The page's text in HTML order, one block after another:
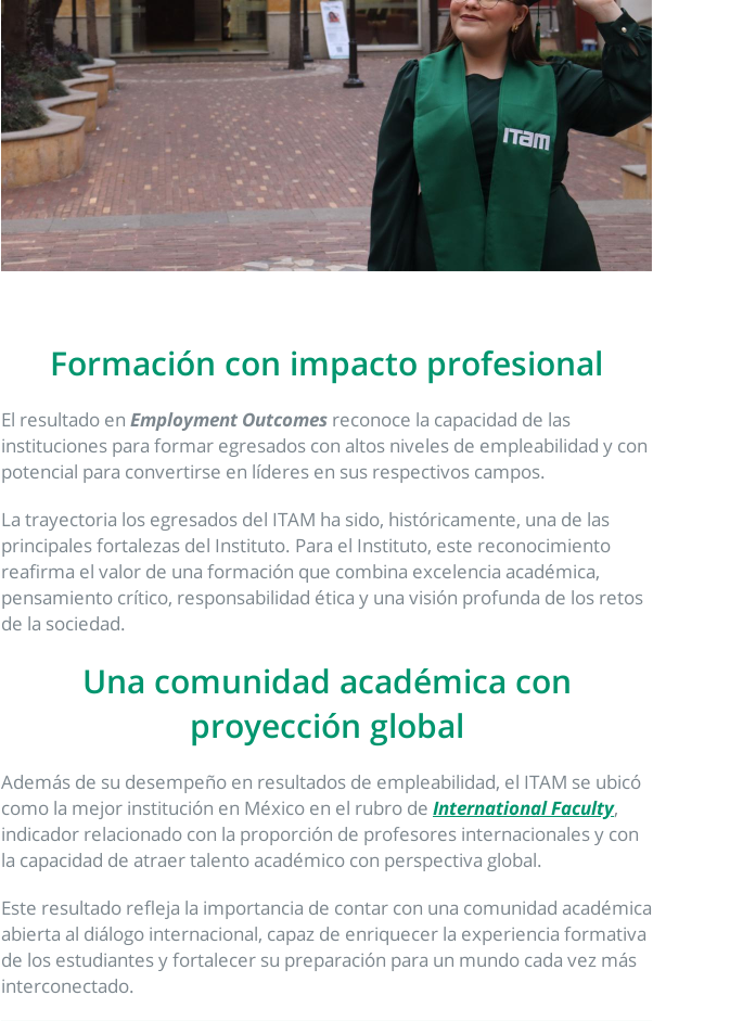
Formación con impacto profesional
El resultado en Employment Outcomes reconoce la capacidad de las
instituciones para formar egresados con altos niveles de empleabilidad y con
potencial para convertirse en líderes en sus respectivos campos.
La trayectoria los egresados del ITAM ha sido, históricamente, una de las
principales fortalezas del Instituto. Para el Instituto, este reconocimiento
reafirma el valor de una formación que combina excelencia académica,
pensamiento crítico, responsabilidad ética y una visión profunda de los retos
de la sociedad.
Una comunidad académica con
proyección global
Además de su desempeño en resultados de empleabilidad, el ITAM se ubicó
como la mejor institución en México en el rubro de International Faculty,
indicador relacionado con la proporción de profesores internacionales y con
la capacidad de atraer talento académico con perspectiva global.
Este resultado refleja la importancia de contar con una comunidad académica
abierta al diálogo internacional, capaz de enriquecer la experiencia formativa
de los estudiantes y fortalecer su preparación para un mundo cada vez más
interconectado.